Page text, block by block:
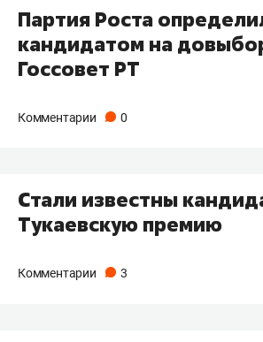
Партия Роста
кандидатом на
Госсовет РТ
Комментарии 0
Стали известны
Тукаевскую премию
Комментарии 3